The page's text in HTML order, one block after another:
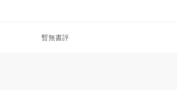
暫無書評